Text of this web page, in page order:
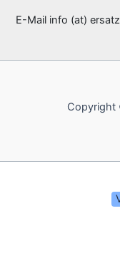
E-Mail info (at)
Copyright